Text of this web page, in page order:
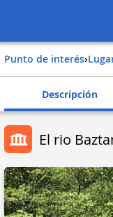
Punto de interés›
Descripción
El rio